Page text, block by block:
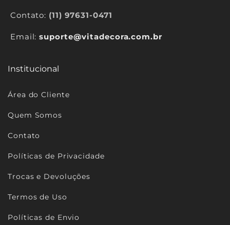
Contato: (11) 97631-0471
Email:suporte@vitadecora.com.br
Institucional
Área do Cliente
Quem Somos
Contato
Políticas de Privacidade
Trocas e Devoluções
Termos de Uso
Políticas de Envio